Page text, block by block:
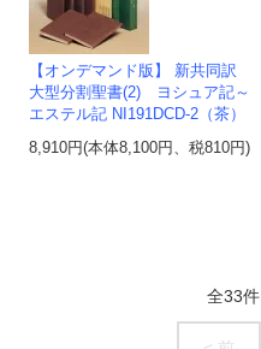
【オンデマンド版】 新共同訳
大型分割聖書(2) ヨシュア記～
エステル記 NI191DCD-2（茶）
8,910円(本体8,100円、税810円)
全33件